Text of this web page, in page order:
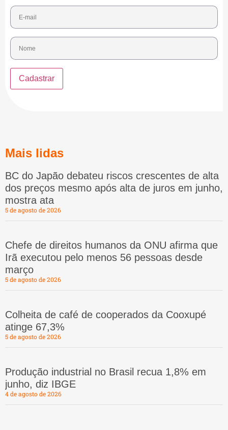
Mais lidas
BC do Japão debateu riscos crescentes de alta
dos preços mesmo após alta de juros em junho,
mostra ata
5 de agosto de 2026
Chefe de direitos humanos da ONU afirma que
Irã executou pelo menos 56 pessoas desde
março
5 de agosto de 2026
Colheita de café de cooperados da Cooxupé
atinge 67,3%
5 de agosto de 2026
Produção industrial no Brasil recua 1,8% em
junho, diz IBGE
4 de agosto de 2026